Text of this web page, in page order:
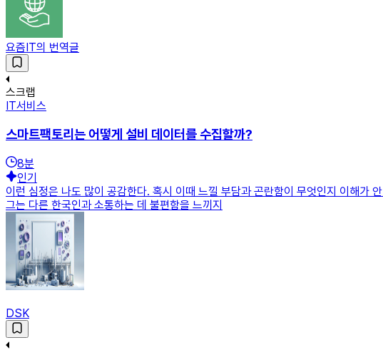
요즘IT의 번역글
스크랩
IT서비스
스마트팩토리는 어떻게 설비 데이터를 수집할까?
8분
인기
이런 심정은 나도 많이 공감한다. 혹시 이때 느낄 부담과 곤란함이 무엇인지 이해가
그는 다른 한국인과 소통하는 데 불편함을 느끼지
DSK